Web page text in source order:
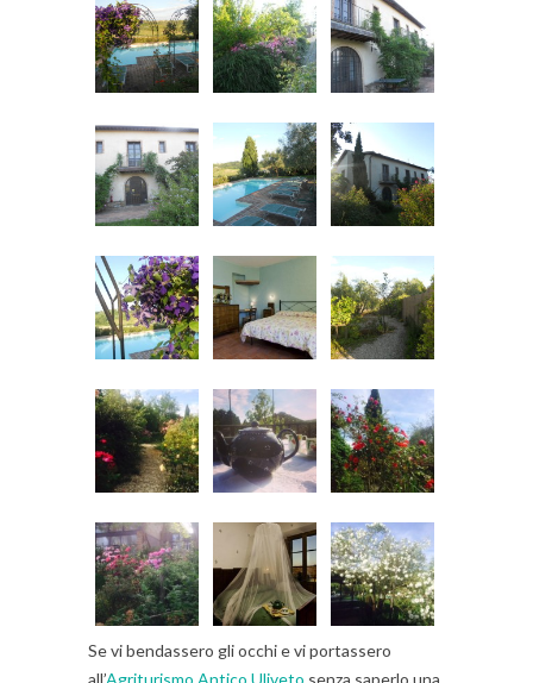
Se vi bendassero gli occhi e vi portassero
all’Agriturismo Antico Uliveto senza saperlo,una